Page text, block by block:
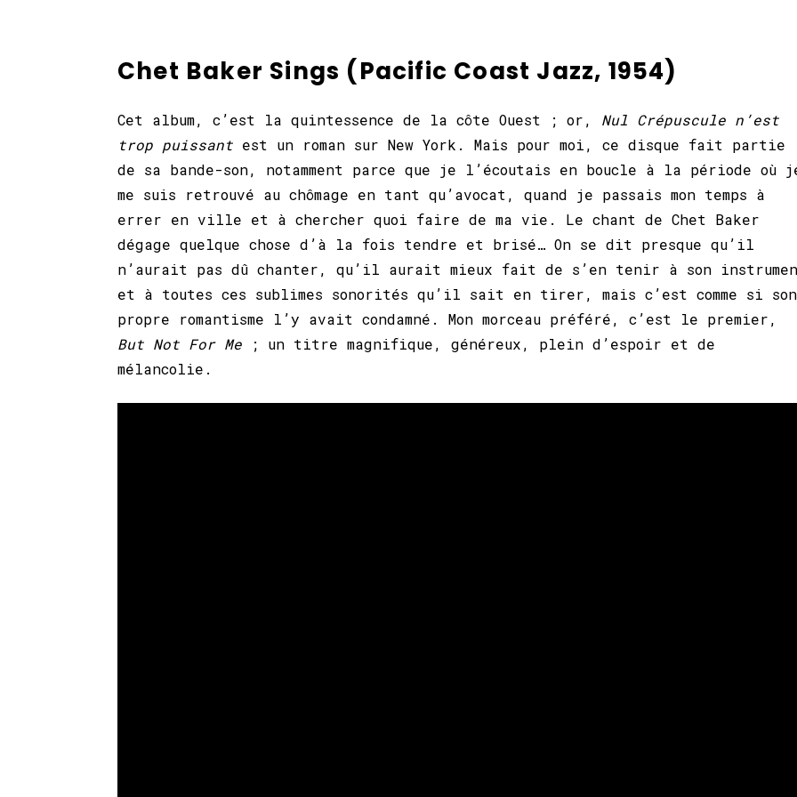
Chet Baker Sings (Pacific Coast Jazz, 1954)
Cet album, c’est la quintessence de la côte Ouest ; or, Nul Crépuscule n’est
trop puissant est un roman sur New York. Mais pour moi, ce disque fait partie
de sa bande-son, notamment parce que je l’écoutais en boucle à la période où
me suis retrouvé au chômage en tant qu’avocat, quand je passais mon temps à
errer en ville et à chercher quoi faire de ma vie. Le chant de Chet Baker
dégage quelque chose d’à la fois tendre et brisé… On se dit presque qu’il
n’aurait pas dû chanter, qu’il aurait mieux fait de s’en tenir à son
et à toutes ces sublimes sonorités qu’il sait en tirer, mais c’est comme si son
propre romantisme l’y avait condamné. Mon morceau préféré, c’est le premier,
But Not For Me
; un titre magnifique, généreux, plein d’espoir et de
mélancolie.